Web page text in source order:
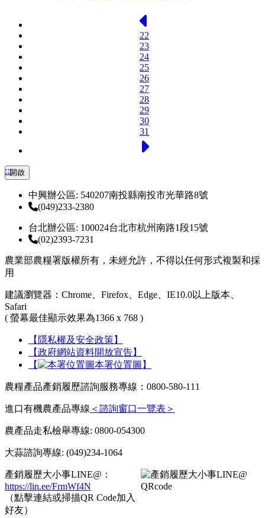
22
23
24
25
26
27
28
29
30
31
:::開啟
中興辦公區: 540207南投縣南投市光華路8號
(049)233-2380
台北辦公區: 100024台北市杭州南路1段15號
(02)2393-7231
農業部農糧署版權所有，未經允許，不得以任何形式複製和採
用
建議瀏覽器：Chrome、Firefox、Edge、IE10.0以上版本、
Safari
( 螢幕最佳顯示效果為1366 x 768 )
【隱私權及安全政策】
【政府網站資料開放宣告】
【
本署位置圖】
農糧產品產銷履歷諮詢服務專線：0800-580-111
進口有機農產品專線 ＜諮詢窗口一覽表＞
農產品走私檢舉專線: 0800-054300
大蒜諮詢專線: (049)234-1064
產銷履歷大小事LINE@：
https://lin.ee/FrmWf4N
（點擊連結或掃描QR Code加入
好友）